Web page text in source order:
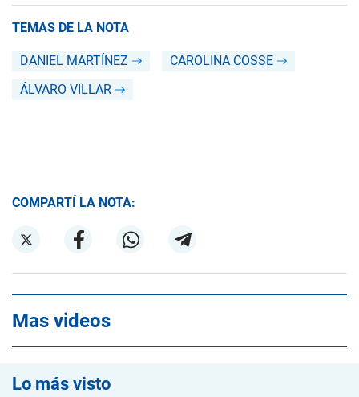
TEMAS DE LA NOTA
DANIEL MARTÍNEZ
CAROLINA COSSE
ÁLVARO VILLAR
COMPARTÍ LA NOTA:
Mas videos
Lo más visto